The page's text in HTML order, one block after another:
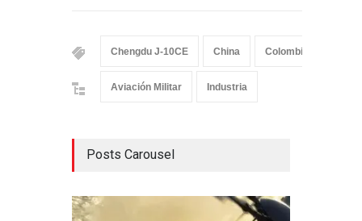
Chengdu J-10CE China Colombia
Aviación Militar Industria
Posts Carousel